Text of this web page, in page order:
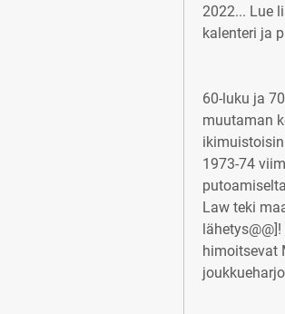
2022... Lue
kalenteri ja
60-luku ja
muutaman
1973-74
Law teki
himoitsevat